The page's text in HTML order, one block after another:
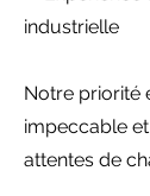
industrielle
Notre priorité
impeccable
attentes de